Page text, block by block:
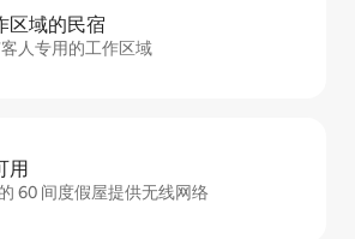
区域的民宿
人专用的工作区域
用
60 间度假屋提供无线网络